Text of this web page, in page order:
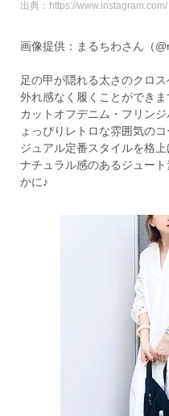
出典：https://www.instagram.com/
画像提供：まるちわさん（
足の甲が隠れる太さのクロ
外れ感なく履くことができま
カットオフデニム・フリン
ょっぴりレトロな雰囲気の
ジュアル定番スタイルを格上
ナチュラル感のあるジュー
かに♪